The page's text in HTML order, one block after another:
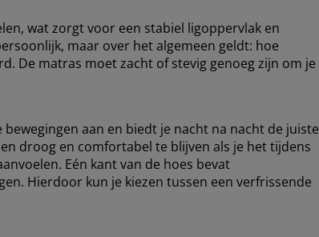
wat zorgt voor een stabiel ligoppervlak en
maar over het algemeen geldt: hoe
De matras moet zacht of stevig genoeg zijn om je
aan en biedt je nacht na nacht de juiste
droog en comfortabel te blijven als je het tijdens
Eén kant van de hoes bevat
Hierdoor kun je kiezen tussen een verfrissende